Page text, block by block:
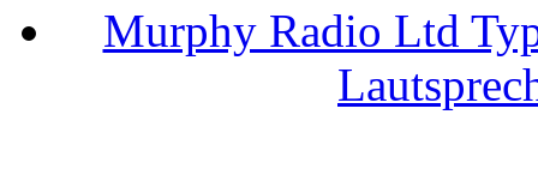
Murphy Radio Ltd